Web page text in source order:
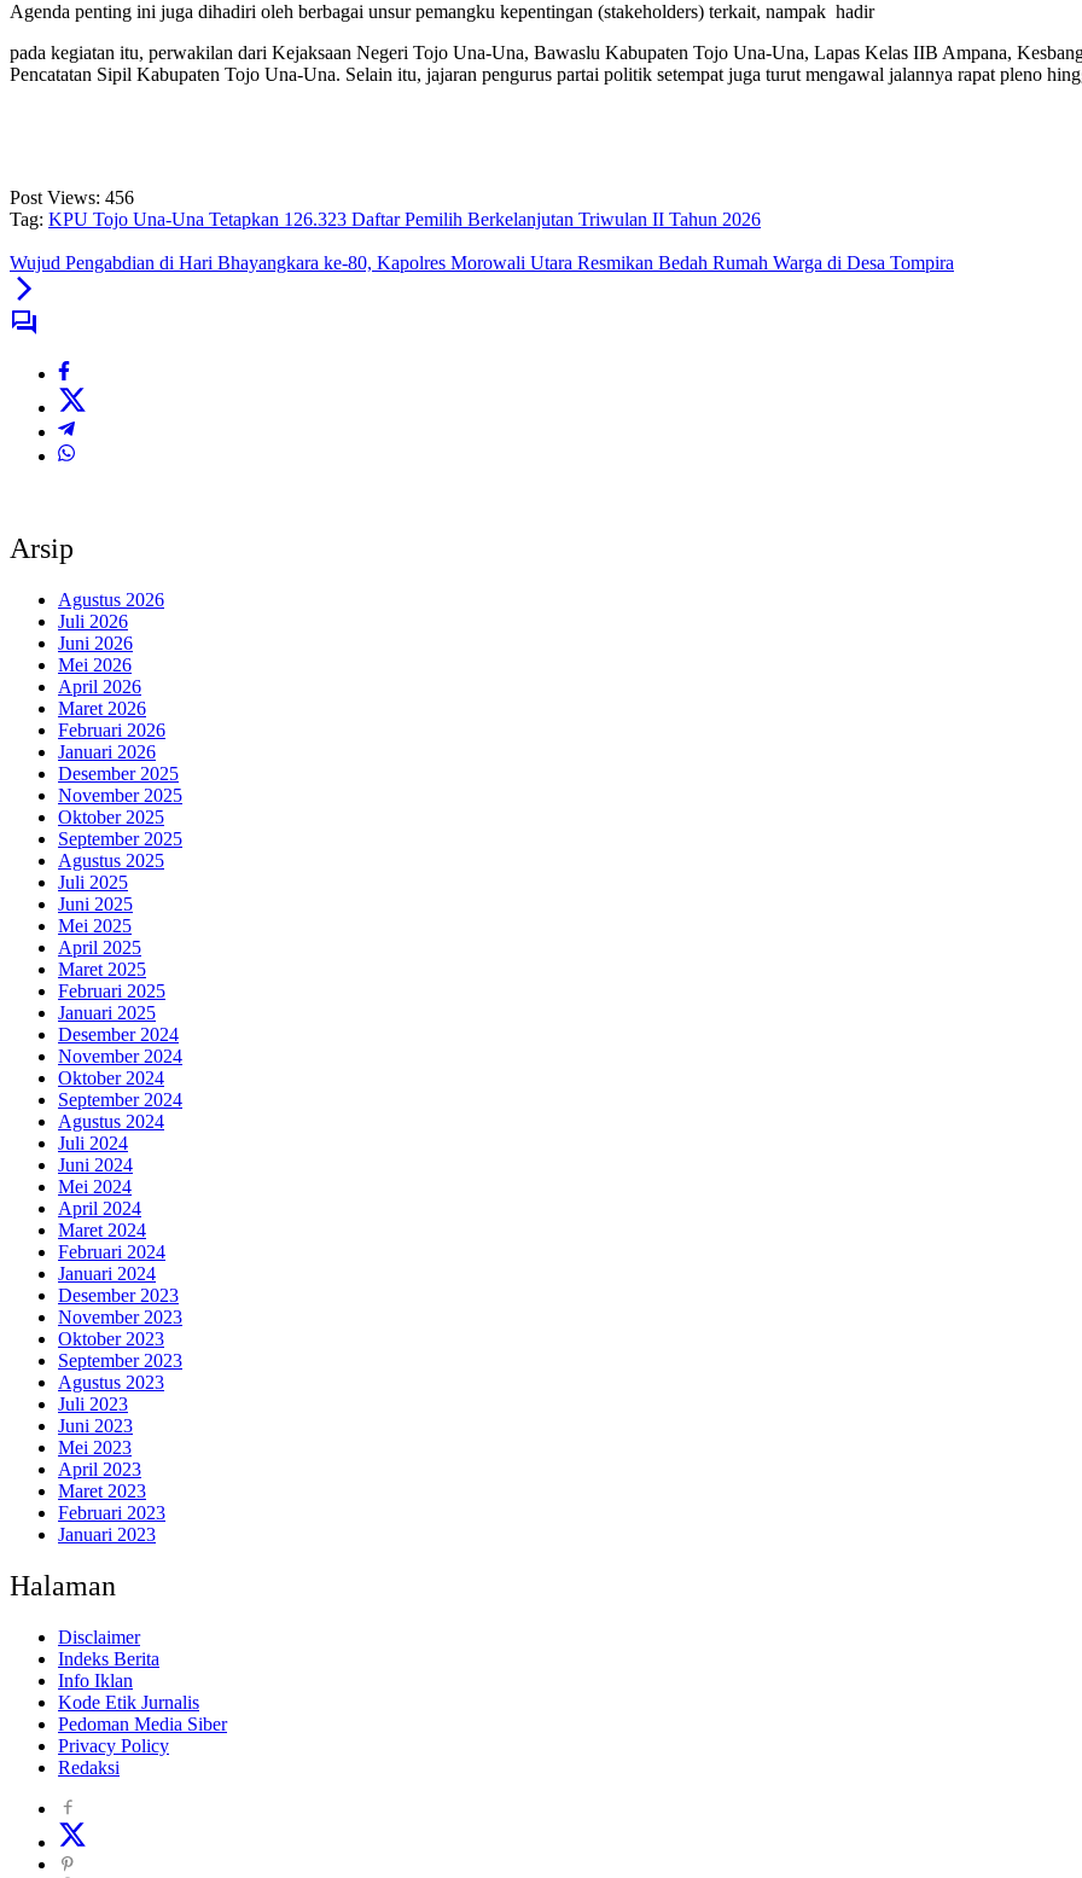
Agenda penting ini juga dihadiri oleh berbagai unsur pemangku kepentingan (stakeholders) terkait, nampak hadir
pada kegiatan itu, perwakilan dari Kejaksaan Negeri Tojo Una-Una, Bawaslu Kabupaten Tojo Una-Una, Lapas Kelas IIB Ampana,
Pencatatan Sipil Kabupaten Tojo Una-Una. Selain itu, jajaran pengurus partai politik setempat juga turut mengawal jalannya rapat pleno
Post Views: 456
Tag: KPU Tojo Una-Una Tetapkan 126.323 Daftar Pemilih Berkelanjutan Triwulan II Tahun 2026
Wujud Pengabdian di Hari Bhayangkara ke-80, Kapolres Morowali Utara Resmikan Bedah Rumah Warga di Desa Tompira
Arsip
Agustus 2026
Juli 2026
Juni 2026
Mei 2026
April 2026
Maret 2026
Februari 2026
Januari 2026
Desember 2025
November 2025
Oktober 2025
September 2025
Agustus 2025
Juli 2025
Juni 2025
Mei 2025
April 2025
Maret 2025
Februari 2025
Januari 2025
Desember 2024
November 2024
Oktober 2024
September 2024
Agustus 2024
Juli 2024
Juni 2024
Mei 2024
April 2024
Maret 2024
Februari 2024
Januari 2024
Desember 2023
November 2023
Oktober 2023
September 2023
Agustus 2023
Juli 2023
Juni 2023
Mei 2023
April 2023
Maret 2023
Februari 2023
Januari 2023
Halaman
Disclaimer
Indeks Berita
Info Iklan
Kode Etik Jurnalis
Pedoman Media Siber
Privacy Policy
Redaksi